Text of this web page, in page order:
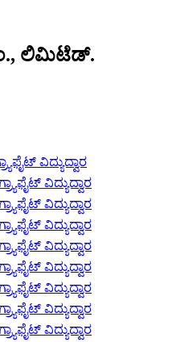
ಲಿಮಿಟೆಡ್.
ವಿದ್ಯುದ್ವಾರ
ವಿದ್ಯುದ್ವಾರ
ವಿದ್ಯುದ್ವಾರ
ವಿದ್ಯುದ್ವಾರ
ವಿದ್ಯುದ್ವಾರ
ವಿದ್ಯುದ್ವಾರ
ವಿದ್ಯುದ್ವಾರ
ವಿದ್ಯುದ್ವಾರ
ವಿದ್ಯುದ್ವಾರ